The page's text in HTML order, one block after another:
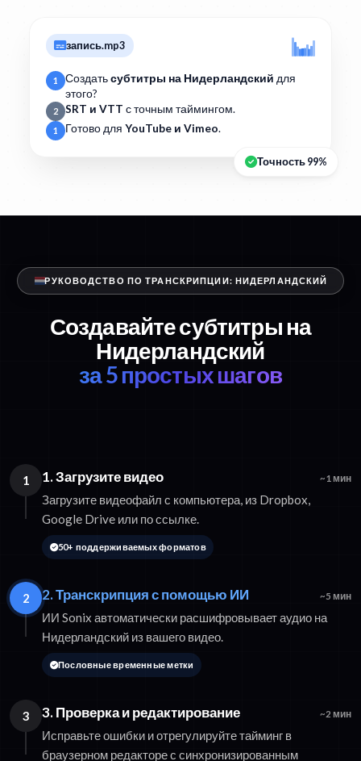
запись.mp3
1 Создатьсубтитры на Нидерландский для
этого?
2 SRT и VTT с точным таймингом.
1 Готово для YouTube и Vimeo.
Точность 99%
РУКОВОДСТВО ПО ТРАНСКРИПЦИИ: НИДЕРЛАНДСКИЙ
Создавайте субтитры на
Нидерландский
за 5 простых шагов
1 1. Загрузите видео ~1 мин
Загрузите видеофайл с компьютера, из Dropbox,
Google Drive или по ссылке.
50+ поддерживаемых форматов
2 2. Транскрипция с помощью ИИ ~5 мин
ИИ Sonix автоматически расшифровывает аудио на
Нидерландский из вашего видео.
Пословные временные метки
3 3. Проверка и редактирование ~2 мин
Исправьте ошибки и отрегулируйте тайминг в
браузерном редакторе с синхронизированным